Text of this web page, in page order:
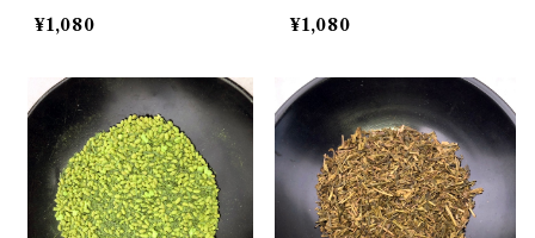
¥1,080
¥1,080